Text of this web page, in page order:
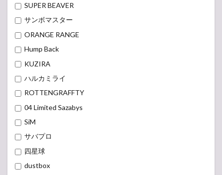
SUPER BEAVER
サンボマスター
ORANGE RANGE
Hump Back
KUZIRA
ハルカミライ
ROTTENGRAFFTY
04 Limited Sazabys
SiM
サバプロ
四星球
dustbox